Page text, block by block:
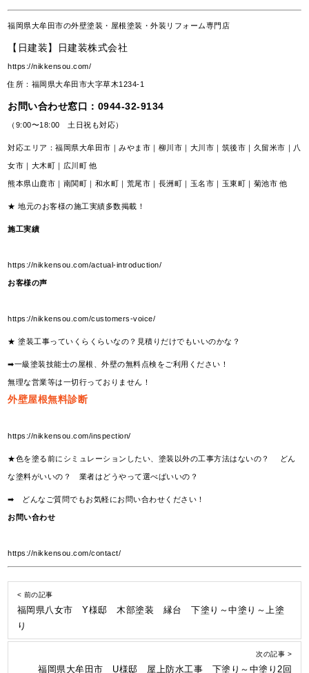
福岡県大牟田市の外壁塗装・屋根塗装・外装リフォーム専門店
【日建装】日建装株式会社
https://nikkensou.com/
住所：福岡県大牟田市大字草木1234-1
お問い合わせ窓口： 0944-32-9134
（9:00〜18:00 土日祝も対応）
対応エリア：福岡県大牟田市｜みやま市｜柳川市｜大川市｜筑後市｜久留米市｜八
女市｜大木町｜広川町 他
熊本県山鹿市｜南関町｜和水町｜荒尾市｜長洲町｜玉名市｜玉東町｜菊池市 他
★ 地元のお客様の施工実績多数掲載！
施工実績
https://nikkensou.com/actual-introduction/
お客様の声
https://nikkensou.com/customers-voice/
★ 塗装工事っていくらくらいなの？見積りだけでもいいのかな？
➡一級塗装技能士の屋根、外壁の無料点検をご利用ください！
無理な営業等は一切行っておりません！
外壁屋根無料診断
https://nikkensou.com/inspection/
★色を塗る前にシミュレーションしたい、塗装以外の工事方法はないの？ どん
な塗料がいいの？ 業者はどうやって選べばいいの？
➡ どんなご質問でもお気軽にお問い合わせください！
お問い合わせ
https://nikkensou.com/contact/
< 前の記事
福岡県八女市 Y様邸 木部塗装 縁台 下塗り～中塗り～上塗
り
次の記事 >
福岡県大牟田市 U様邸 屋上防水工事 下塗り～中塗り2回